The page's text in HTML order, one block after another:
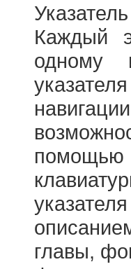
Каждый
одному
помощью
главы,